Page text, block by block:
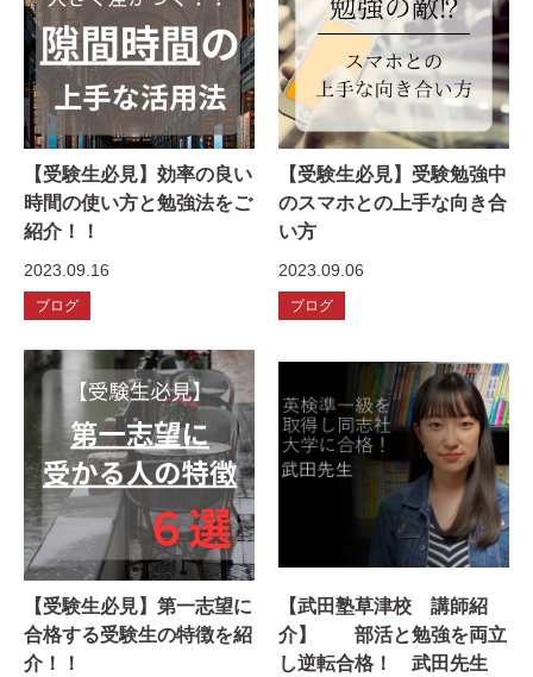
【受験生必見】効率の良い
時間の使い方と勉強法をご
紹介！！
2023.09.16
ブログ
【受験生必見】受験勉強中
のスマホとの上手な向き合
い方
2023.09.06
ブログ
【受験生必見】第一志望に
合格する受験生の特徴を紹
介！！
【武田塾草津校 講師紹
介】 部活と勉強を両立
し逆転合格！ 武田先生